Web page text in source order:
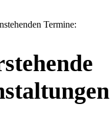
Termine: